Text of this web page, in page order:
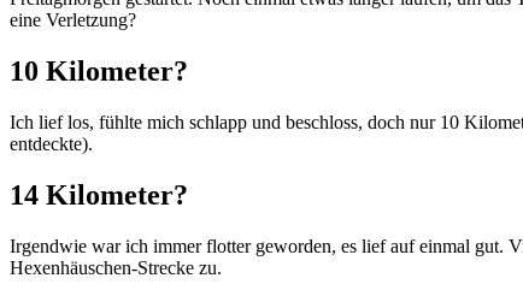
eine Verletzung?
10 Kilometer?
Ich lief los, fühlte mich schlapp und beschloss, doch nur 10
entdeckte).
14 Kilometer?
Irgendwie war ich immer flotter geworden, es lief auf einmal gut.
Hexenhäuschen-Strecke zu.